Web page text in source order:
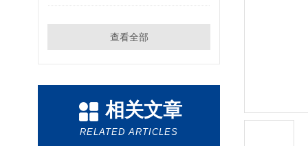
查看全部
相关文章
RELATED ARTICLES